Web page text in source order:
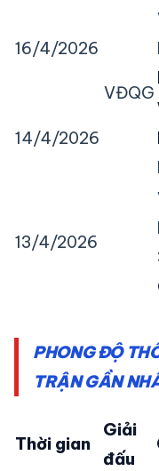
VĐQG
16/4/2026
14/4/2026
13/4/2026
PHONG ĐỘ
TRẬN GẦN
Thời gian
Giải
đấu